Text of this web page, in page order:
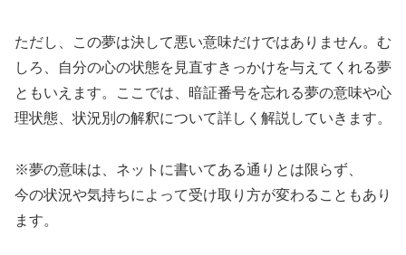
ただし、この夢は決して悪い意味だけではありません。む
しろ、自分の心の状態を見直すきっかけを与えてくれる夢
ともいえます。ここでは、暗証番号を忘れる夢の意味や心
理状態、状況別の解釈について詳しく解説していきます。
※夢の意味は、ネットに書いてある通りとは限らず、
今の状況や気持ちによって受け取り方が変わることもあり
ます。